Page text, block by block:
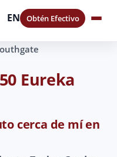
EN Obtén Efectivo
Eureka
cerca de mí en